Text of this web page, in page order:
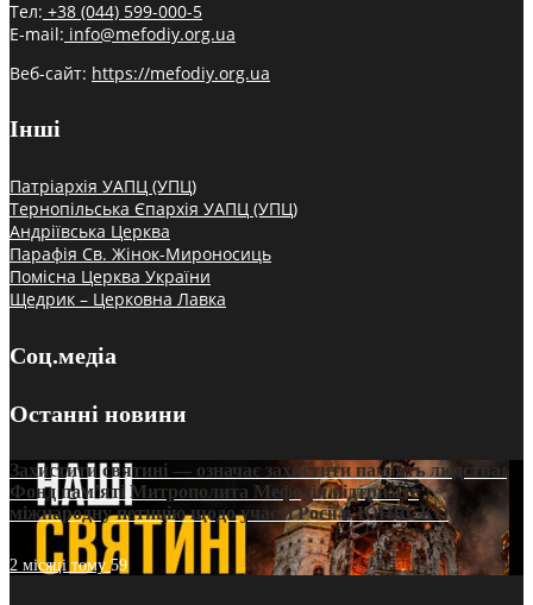
Тел: +38 (044) 599-000-5
E-mail: info@mefodiy.org.ua
Веб-сайт: https://mefodiy.org.ua
Інші
Патріархія УАПЦ (УПЦ)
Тернопільська Єпархія УАПЦ (УПЦ)
Андріївська Церква
Парафія Св. Жінок-Мироносиць
Помісна Церква України
Щедрик – Церковна Лавка
Соц.медіа
Останні новини
Захистити святині — означає захистити пам’ять людства:
Фонд пам’яті Митрополита Мефодія підтримує
міжнародну петицію щодо участі Росії в ЮНЕСКО
2 місяці тому59